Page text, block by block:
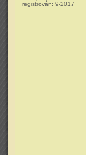
registrován: 9-2017